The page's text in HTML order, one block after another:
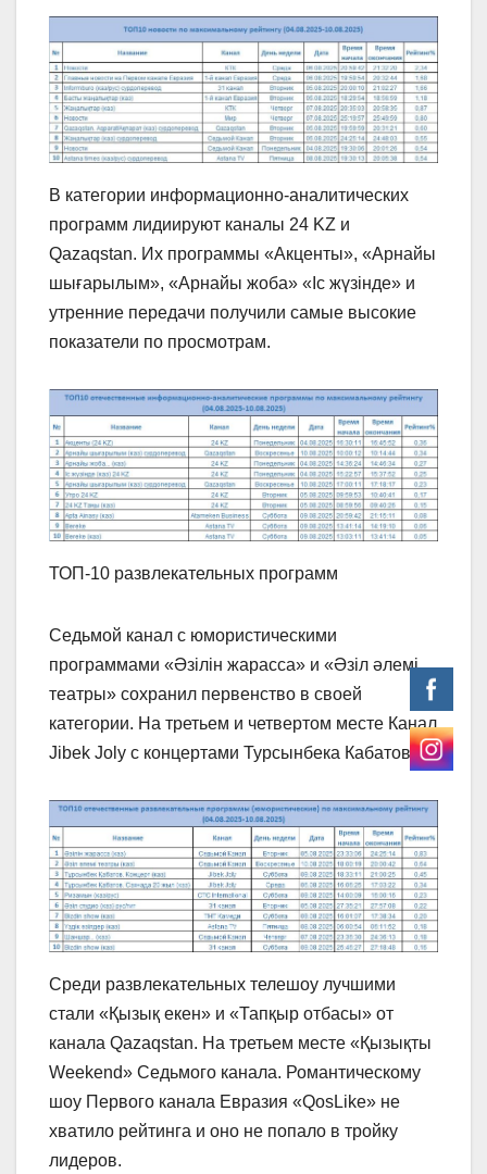
В категории информационно-аналитических
программ лидиируют каналы 24 KZ и
Qazaqstan. Их программы «Акценты», «Арнайы
шығарылым», «Арнайы жоба» «Іс жүзінде» и
утренние передачи получили самые высокие
показатели по просмотрам.
ТОП-10 развлекательных программ
Седьмой канал с юмористическими
программами «Әзілін жарасса» и «Әзіл әлемі
театры» сохранил первенство в своей
категории. На третьем и четвертом месте Канал
Jibek Joly с концертами Турсынбека Кабатова.
Среди развлекательных телешоу лучшими
стали «Қызық екен» и «Тапқыр отбасы» от
канала Qazaqstan. На третьем месте «Қызықты
Weekend» Седьмого канала. Романтическому
шоу Первого канала Евразия «QosLike» не
хватило рейтинга и оно не попало в тройку
лидеров.